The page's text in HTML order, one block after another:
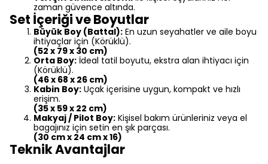
zaman güvence altında.
Set İçeriği ve Boyutlar
Büyük Boy (Battal): En uzun seyahatler ve aile boyu
ihtiyaçlar için (Körüklü).
(52 x 79 x 30 cm)
Orta Boy: İdeal tatil boyutu, ekstra alan ihtiyacı için
(Körüklü).
(46 x 68 x 26 cm)
Kabin Boy: Uçak içerisine uygun, kompakt ve hızlı
erişim.
(35 x 59 x 22 cm)
Makyaj / Pilot Boy: Kişisel bakım ürünleriniz veya el
bagajınız için setin en şık parçası.
(30 cm x 24 cm x 16)
Teknik Avantajlar